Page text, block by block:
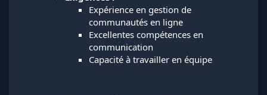
Expérience en gestion de
communautés en ligne
Excellentes compétences en
communication
Capacité à travailler en équipe